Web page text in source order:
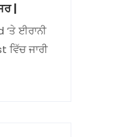
|
ਈਰਾਨੀ
ਵਿੱਚ ਜਾਰੀ